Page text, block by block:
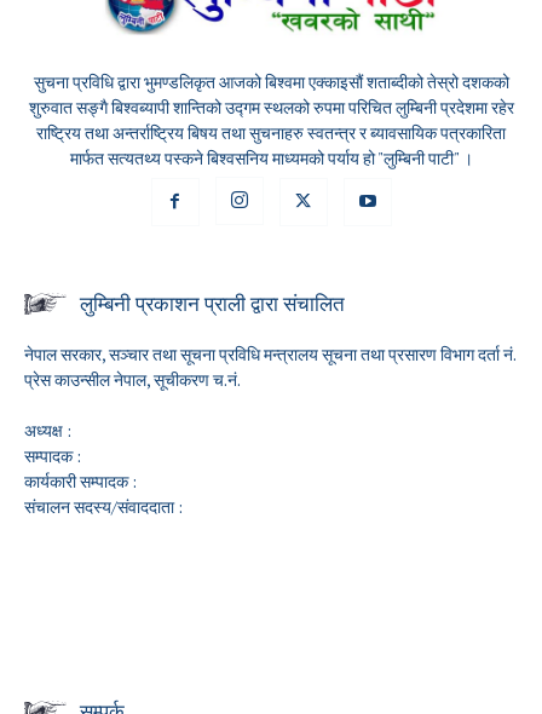
सुचना प्रविधि द्वारा भुमण्डलिकृत आजको बिश्वमा एक्काइसौं शताब्दीको तेस्रो दशकको
शुरुवात सङ्गै बिश्वब्यापी शान्तिको उद्गम स्थलको रुपमा परिचित लुम्बिनी प्रदेशमा रहेर
राष्ट्रिय तथा अन्तर्राष्ट्रिय बिषय तथा सुचनाहरु स्वतन्त्र र ब्यावसायिक पत्रकारिता
मार्फत सत्यतथ्य पस्कने बिश्वसनिय माध्यमको पर्याय हो "लुम्बिनी पाटी" ।
लुम्बिनी प्रकाशन प्राली द्वारा संचालित
नेपाल सरकार, सञ्चार तथा सूचना प्रविधि मन्त्रालय सूचना तथा प्रसारण विभाग दर्ता नं.
प्रेस काउन्सील नेपाल, सूचीकरण च.नं.
अध्यक्ष :
सम्पादक :
कार्यकारी सम्पादक :
संचालन सदस्य/संवाददाता :